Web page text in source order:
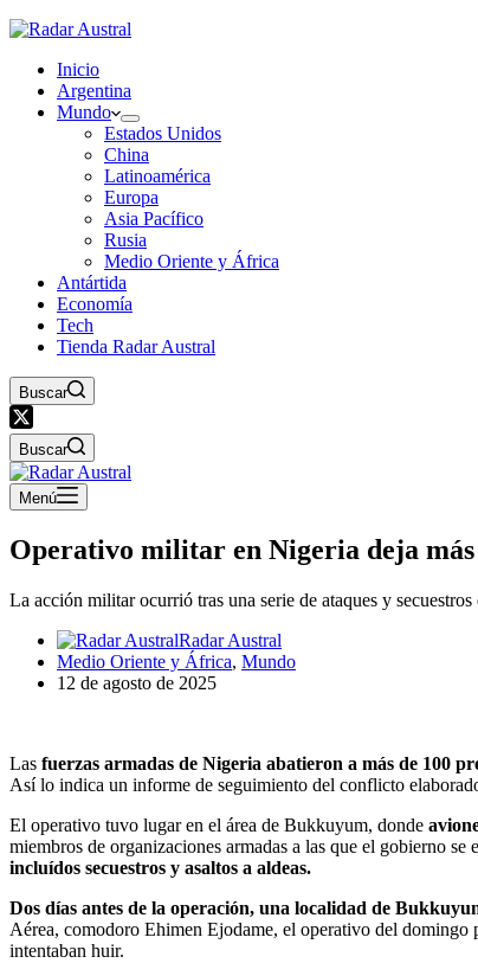
Inicio
Argentina
Mundo
Estados Unidos
China
Latinoamérica
Europa
Asia Pacífico
Rusia
Medio Oriente y África
Antártida
Economía
Tech
Tienda Radar Austral
Buscar
Buscar
Menú
Operativo militar en Nigeria deja
La acción militar ocurrió tras una serie de ataques y
Radar Austral
Medio Oriente y África, Mundo
12 de agosto de 2025
Las fuerzas armadas de Nigeria abatieron a más de 100
Así lo indica un informe de seguimiento del conflicto
El operativo tuvo lugar en el área de Bukkuyum, donde
miembros de organizaciones armadas a las que el gobierno
incluídos secuestros y asaltos a aldeas.
Dos días antes de la operación, una localidad de
Aérea, comodoro Ehimen Ejodame, el operativo del domingo
intentaban huir.